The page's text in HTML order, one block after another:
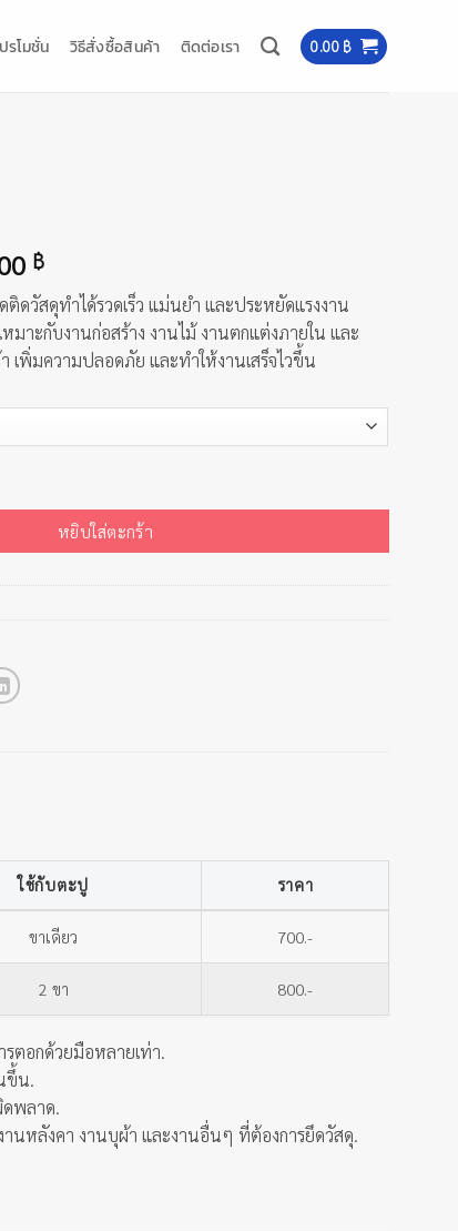
รโมชั่น วิธีสั่งซื้อสินค้า ติดต่อเรา 0.00 ฿
฿Price
range:
700.00 ฿
through
800.00 ฿
ติดวัสดุทำได้รวดเร็ว แม่นยำ และประหยัดแรงงาน
มาะกับงานก่อสร้าง งานไม้ งานตกแต่งภายใน และ
เพิ่มความปลอดภัย และทำให้งานเสร็จไวขึ้น
หยิบใส่ตะกร้า
ใช้กับตะปู ราคา
ขาเดียว 700.-
2 ขา 800.-
รตอกด้วยมือหลายเท่า.
ขึ้น.
ดพลาด.
านหลังคา งานบุผ้า และงานอื่นๆ ที่ต้องการยึดวัสดุ.